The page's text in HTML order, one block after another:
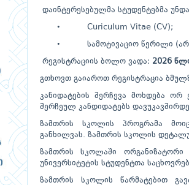
დაინტერესებულმა სტუდენტებმა
• Curiculum Vitae (CV);
• სამოტივაციო წერილი
რეგისტრაციის ბოლო ვადა: 2026
გთხოვთ გაიაროთ რეგისტრაცია
კანიდატების შერჩევა მოხდება ორ
შერჩეულ კანდიდატებს
ზამთრის სკოლის პროგრამა
განხილვას. ზამთრის სკოლის
ზამთრის სკოლაში
უნივერსიტეტის სტუდენტთა
ზამთრის სკოლის წარმატებით